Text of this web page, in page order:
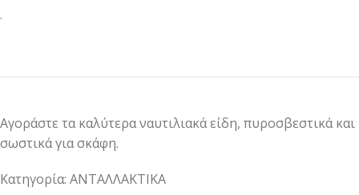
.
Αγοράστε τα καλύτερα ναυτιλιακά είδη, πυροσβεστικά και
σωστικά για σκάφη.
Κατηγορία: ΑΝΤΑΛΛΑΚΤΙΚΑ